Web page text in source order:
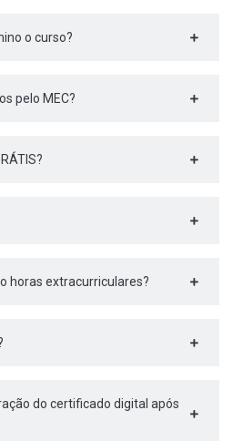
o curso?
pelo MEC?
horas extracurriculares?
do certificado digital após